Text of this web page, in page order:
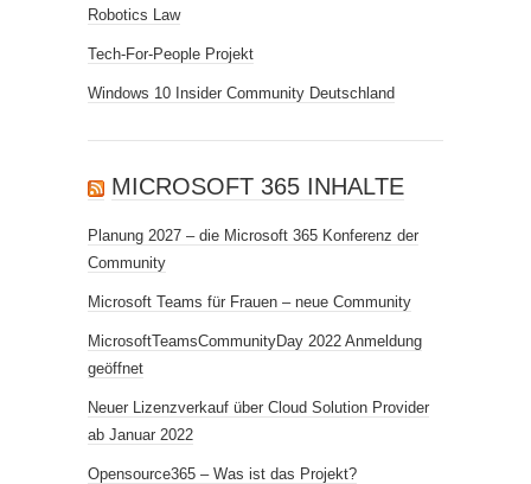
Robotics Law
Tech-For-People Projekt
Windows 10 Insider Community Deutschland
MICROSOFT 365 INHALTE
Planung 2027 – die Microsoft 365 Konferenz der
Community
Microsoft Teams für Frauen – neue Community
MicrosoftTeamsCommunityDay 2022 Anmeldung
geöffnet
Neuer Lizenzverkauf über Cloud Solution Provider
ab Januar 2022
Opensource365 – Was ist das Projekt?